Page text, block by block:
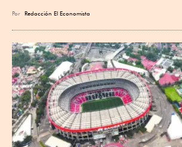
Por Redacción El Economista